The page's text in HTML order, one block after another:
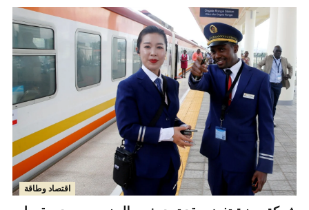
اقتصاد وطاقة